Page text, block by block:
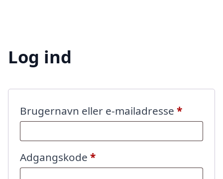
Log ind
Brugernavn eller e-mailadresse *
Adgangskode *Påkrævet